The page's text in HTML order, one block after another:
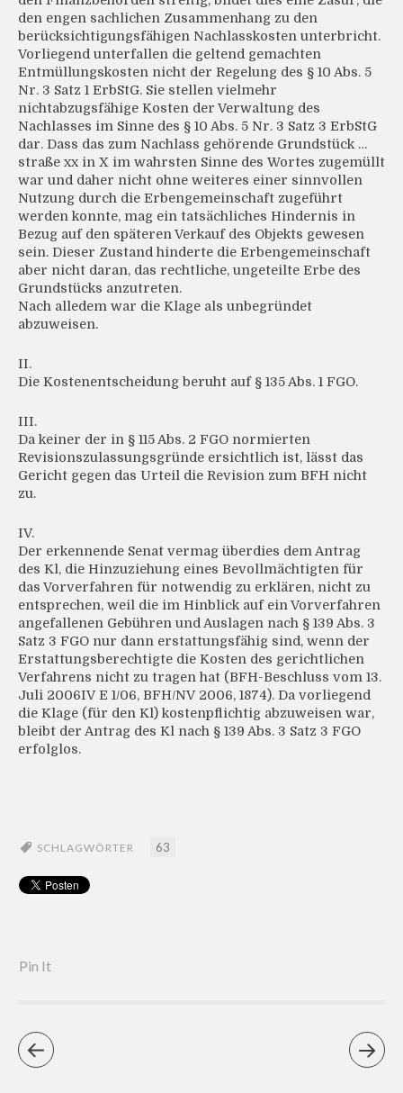
den engen sachlichen Zusammenhang zu den
berücksichtigungsfähigen Nachlasskosten unterbricht.
Vorliegend unterfallen die geltend gemachten
Entmüllungskosten nicht der Regelung des § 10 Abs. 5
Nr. 3 Satz 1 ErbStG. Sie stellen vielmehr
nichtabzugsfähige Kosten der Verwaltung des
Nachlasses im Sinne des § 10 Abs. 5 Nr. 3 Satz 3 ErbStG
dar. Dass das zum Nachlass gehörende Grundstück …
straße xx in X im wahrsten Sinne des Wortes zugemüllt
war und daher nicht ohne weiteres einer sinnvollen
Nutzung durch die Erbengemeinschaft zugeführt
werden konnte, mag ein tatsächliches Hindernis in
Bezug auf den späteren Verkauf des Objekts gewesen
sein. Dieser Zustand hinderte die Erbengemeinschaft
aber nicht daran, das rechtliche, ungeteilte Erbe des
Grundstücks anzutreten.
Nach alledem war die Klage als unbegründet
abzuweisen.
II.
Die Kostenentscheidung beruht auf § 135 Abs. 1 FGO.
III.
Da keiner der in § 115 Abs. 2 FGO normierten
Revisionszulassungsgründe ersichtlich ist, lässt das
Gericht gegen das Urteil die Revision zum BFH nicht
zu.
IV.
Der erkennende Senat vermag überdies dem Antrag
des Kl, die Hinzuziehung eines Bevollmächtigten für
das Vorverfahren für notwendig zu erklären, nicht zu
entsprechen, weil die im Hinblick auf ein Vorverfahren
angefallenen Gebühren und Auslagen nach § 139 Abs. 3
Satz 3 FGO nur dann erstattungsfähig sind, wenn der
Erstattungsberechtigte die Kosten des gerichtlichen
Verfahrens nicht zu tragen hat (BFH-Beschluss vom 13.
Juli 2006IV E 1/06, BFH/NV 2006, 1874). Da vorliegend
die Klage (für den Kl) kostenpflichtig abzuweisen war,
bleibt der Antrag des Kl nach § 139 Abs. 3 Satz 3 FGO
erfolglos.
SCHLAGWÖRTER 63
Pin It